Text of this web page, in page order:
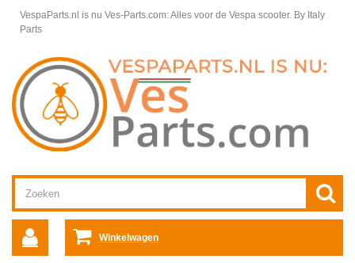
VespaParts.nl is nu Ves-Parts.com: Alles voor de Vespa scooter. By Italy
Parts
Winkelwagen